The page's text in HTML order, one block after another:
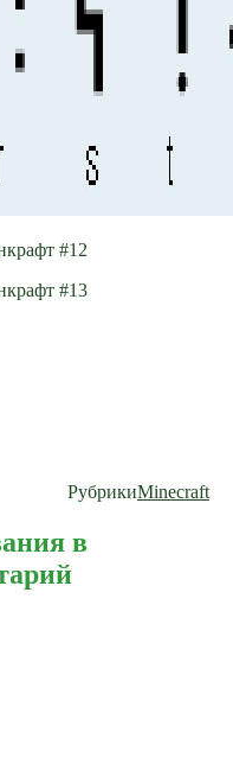
РубрикиMinecraft
в